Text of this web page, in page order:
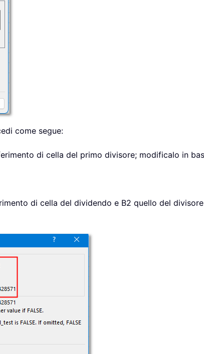
come segue:
di cella del primo divisore; modificalo in
di cella del dividendo e B2 quello del